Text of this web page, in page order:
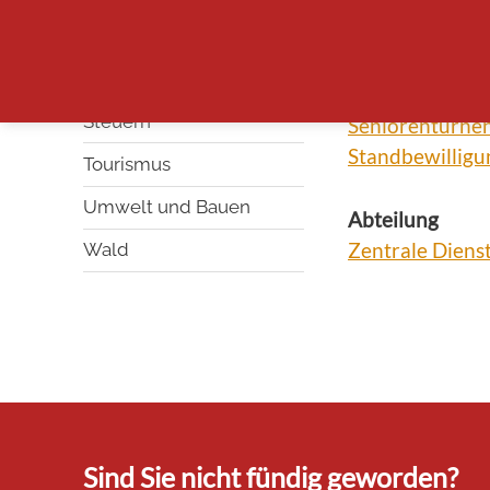
Steuern
Tourismus
Umwelt und Bauen
Wald
Abteilung
Zentrale
Sind Sie nicht fündig geworden?